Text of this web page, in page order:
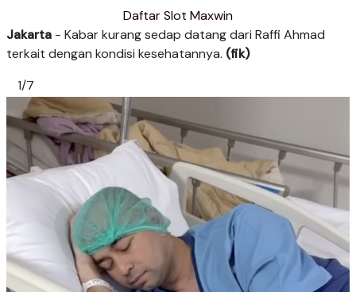
Daftar Slot Maxwin
Jakarta - Kabar kurang sedap datang dari Raffi Ahmad
terkait dengan kondisi kesehatannya. (fik)
1/7